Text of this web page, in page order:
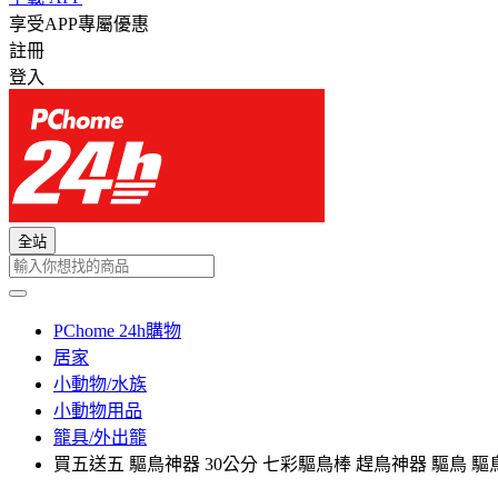
享受APP專屬優惠
註冊
登入
全站
PChome 24h購物
居家
小動物/水族
小動物用品
籠具/外出籠
買五送五 驅鳥神器 30公分 七彩驅鳥棒 趕鳥神器 驅鳥